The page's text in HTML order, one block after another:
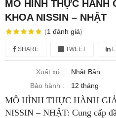
MÔ HÌNH THỰC HÀNH
KHOA NISSIN – NHẬT
(1 đánh giá)
SHARE TWEET
Xuất xứ :
Nhật Bản
Bảo hành :
12 tháng
MÔ HÌNH THỰC HÀNH
NISSIN – NHẬT: Cung cấp